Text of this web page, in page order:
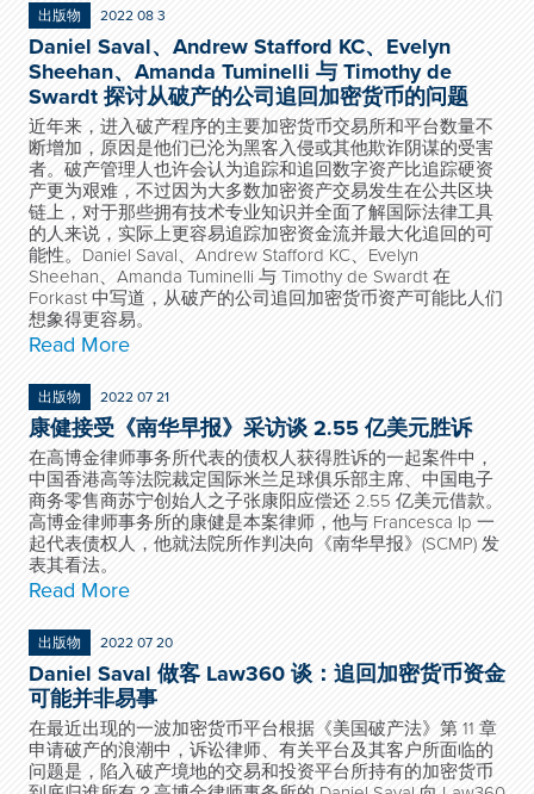
出版物 2022 08 3
Daniel Saval、Andrew Stafford KC、Evelyn
Sheehan、Amanda Tuminelli 与 Timothy de
Swardt 探讨从破产的公司追回加密货币的问题
近年来，进入破产程序的主要加密货币交易所和平台数量不
断增加，原因是他们已沦为黑客入侵或其他欺诈阴谋的受害
者。破产管理人也许会认为追踪和追回数字资产比追踪硬资
产更为艰难，不过因为大多数加密资产交易发生在公共区块
链上，对于那些拥有技术专业知识并全面了解国际法律工具
的人来说，实际上更容易追踪加密资金流并最大化追回的可
能性。Daniel Saval、Andrew Stafford KC、Evelyn
Sheehan、Amanda Tuminelli 与 Timothy de Swardt 在
Forkast 中写道，从破产的公司追回加密货币资产可能比人们
想象得更容易。
Read More
出版物 2022 07 21
康健接受《南华早报》采访谈 2.55 亿美元胜诉
在高博金律师事务所代表的债权人获得胜诉的一起案件中，
中国香港高等法院裁定国际米兰足球俱乐部主席、中国电子
商务零售商苏宁创始人之子张康阳应偿还 2.55 亿美元借款。
高博金律师事务所的康健是本案律师，他与 Francesca Ip 一
起代表债权人，他就法院所作判决向《南华早报》(SCMP) 发
表其看法。
Read More
出版物 2022 07 20
Daniel Saval 做客 Law360 谈：追回加密货币资金
可能并非易事
在最近出现的一波加密货币平台根据《美国破产法》第 11 章
申请破产的浪潮中，诉讼律师、有关平台及其客户所面临的
问题是，陷入破产境地的交易和投资平台所持有的加密货币